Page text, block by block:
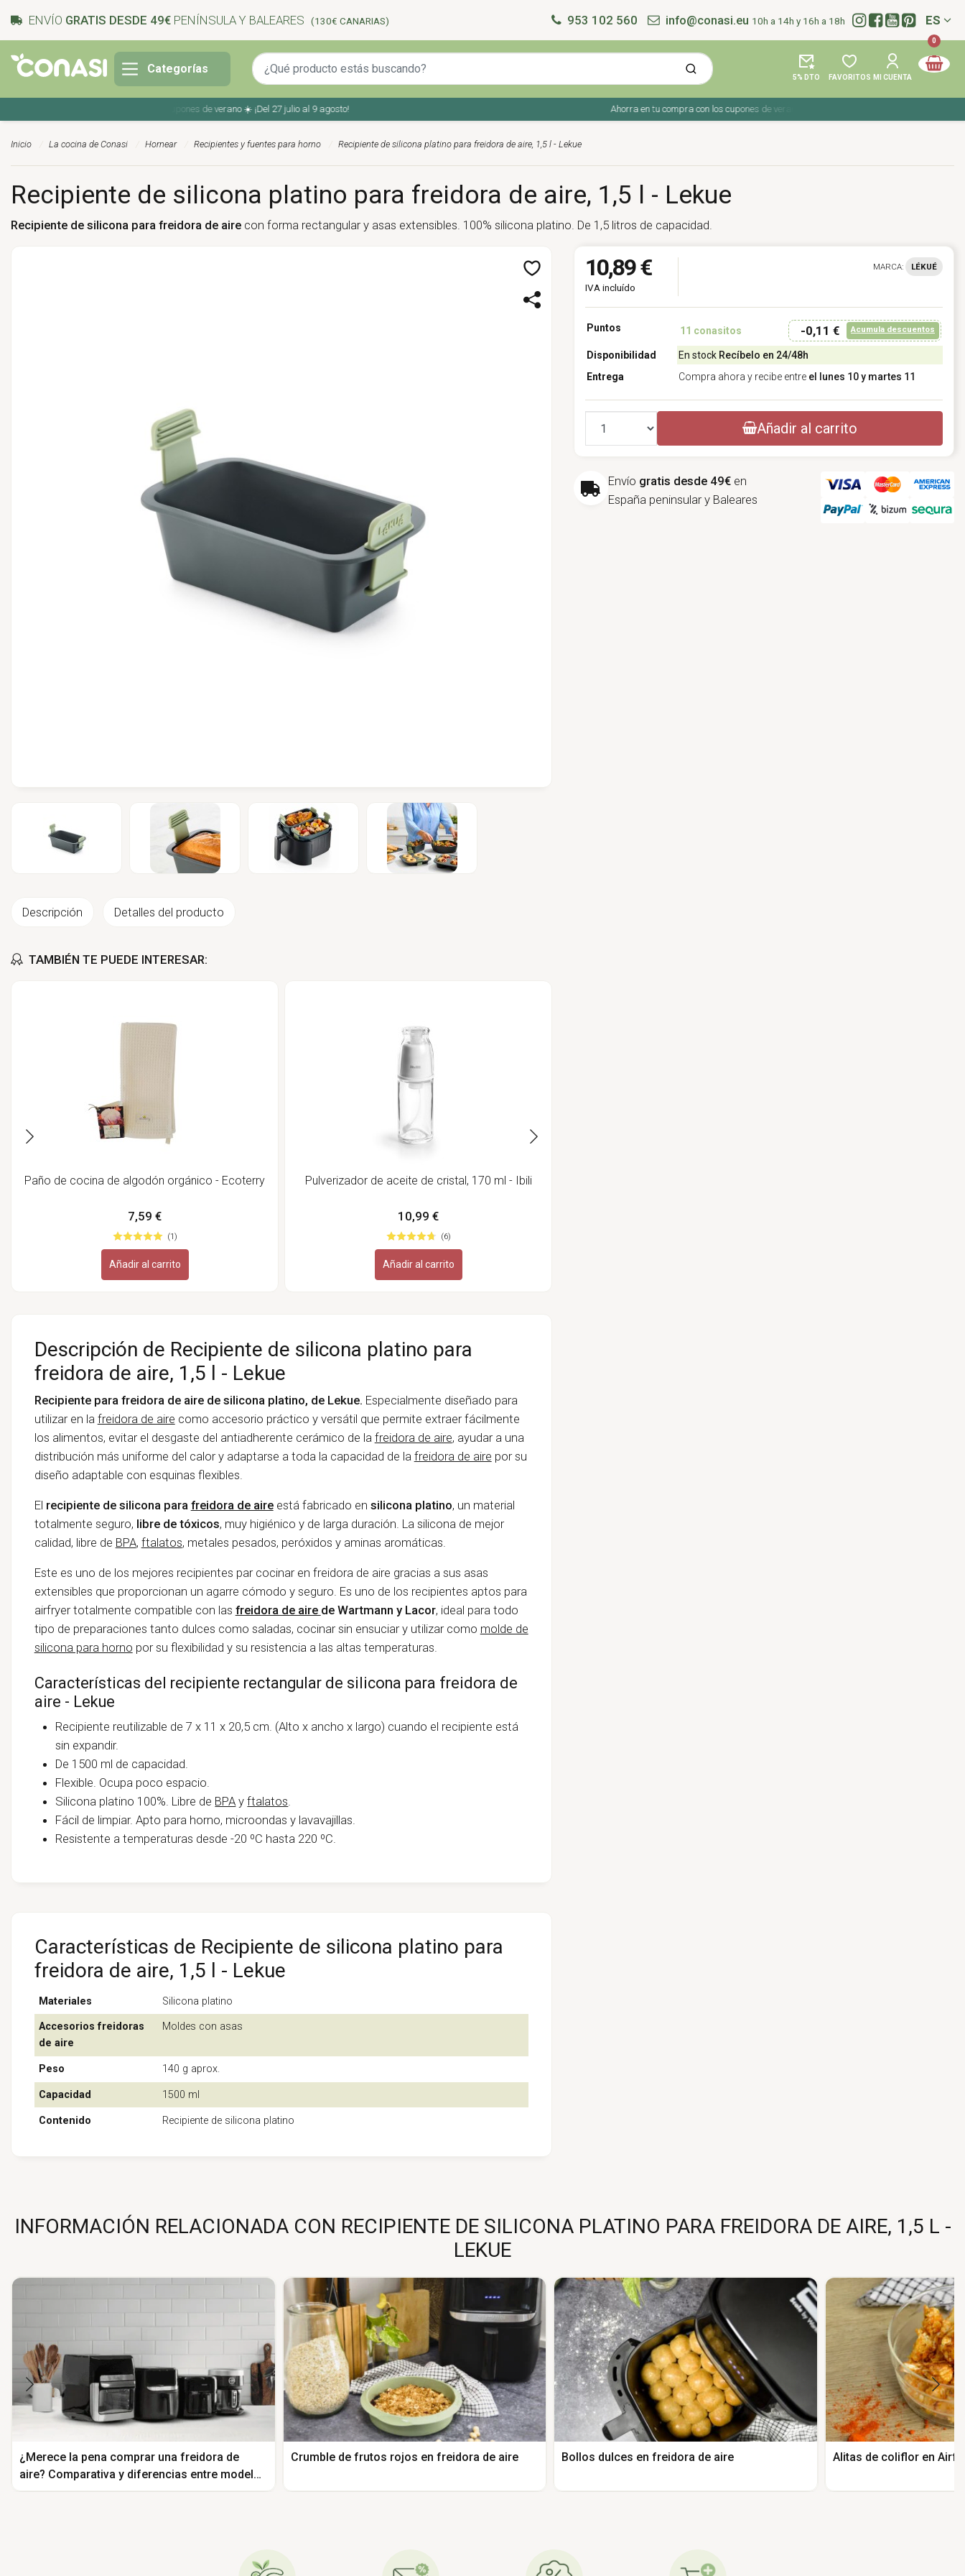
ENVÍO GRATIS DESDE 49€ PENÍNSULA Y BALEARES (130€ CANARIAS) 953 102 560 info@conasi.eu 10h a 14h y 16h a 18h Idioma:
ES
Categorías
5% DTO FAVORITOS MI CUENTA
0
Ahorra en tu compra con los cupones de verano ☀️ ¡Del 27 julio al 9 agosto! Ahorra en tu compra con los cupones de verano ☀️ ¡Del 27 julio al 9 agosto!
Inicio La cocina de Conasi Hornear Recipientes y fuentes para horno Recipiente de silicona platino para freidora de aire, 1,5 l - Lekue
Recipiente de silicona platino para freidora de aire, 1,5 l - Lekue
Recipiente de silicona para freidora de aire con forma rectangular y asas extensibles. 100% silicona platino. De 1,5 litros de capacidad.
Descripción Detalles del producto
TAMBIÉN TE PUEDE INTERESAR:
Paño de cocina de algodón orgánico - Ecoterry
7,59 €
(1)
Añadir al carrito
Pulverizador de aceite de cristal, 170 ml - Ibili
10,99 €
(6)
Añadir al carrito
Descripción de Recipiente de silicona platino para
freidora de aire, 1,5 l - Lekue
Recipiente para freidora de aire de silicona platino, de Lekue. Especialmente diseñado para
utilizar en la freidora de aire como accesorio práctico y versátil que permite extraer fácilmente
los alimentos, evitar el desgaste del antiadherente cerámico de la freidora de aire, ayudar a una
distribución más uniforme del calor y adaptarse a toda la capacidad de la freidora de aire por su
diseño adaptable con esquinas flexibles.
El recipiente de silicona para freidora de aireestá fabricado en silicona platino, un material
totalmente seguro, libre de tóxicos, muy higiénico y de larga duración. La silicona de mejor
calidad, libre de BPA, ftalatos, metales pesados, peróxidos y aminas aromáticas.
Este es uno de los mejores recipientes par cocinar en freidora de aire gracias a sus asas
extensibles que proporcionan un agarre cómodo y seguro. Es uno de los recipientes aptos para
airfryer totalmente compatible con las freidora de aire de Wartmann y Lacor, ideal para todo
tipo de preparaciones tanto dulces como saladas, cocinar sin ensuciar y utilizar como molde de
silicona para horno por su flexibilidad y su resistencia a las altas temperaturas.
Características del recipiente rectangular de silicona para freidora de
aire - Lekue
Recipiente reutilizable de 7 x 11 x 20,5 cm. (Alto x ancho x largo) cuando el recipiente está
sin expandir.
De 1500 ml de capacidad.
Flexible. Ocupa poco espacio.
Silicona platino 100%. Libre de BPA yftalatos
Fácil de limpiar. Apto para horno, microondas y lavavajillas.
Resistente a temperaturas desde -20 ºC hasta 220 ºC.
Características de Recipiente de silicona platino para
freidora de aire, 1,5 l - Lekue
Materiales Silicona platino
Accesorios freidoras
de aire
Moldes con asas
Peso 140 g aprox.
Capacidad 1500 ml
Contenido Recipiente de silicona platino
10,89 €
IVA incluído
MARCA: LÉKUÉ
Puntos 11 conasitos -0,11 € Acumula descuentos
Disponibilidad En stock Recíbelo en 24/48h
Entrega
Compra ahora y recibe entre el lunes 10 y martes 11
Cantidad Añadir al carrito
Envío gratis desde 49€ en
España peninsular y Baleares
INFORMACIÓN RELACIONADA CON RECIPIENTE DE SILICONA PLATINO PARA FREIDORA DE AIRE, 1,5 L -
LEKUE
¿Merece la pena comprar una freidora de
aire? Comparativa y diferencias entre modelos
de freidoras de aire
Crumble de frutos rojos en freidora de aire Bollos dulces en freidora de aire Alitas de coliflor en